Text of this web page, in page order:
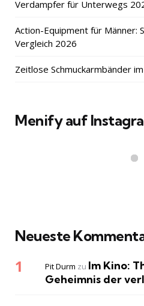
Verdampfer für Unterwegs
Action-Equipment für Männer:
Vergleich 2026
Zeitlose Schmuckarmbänder
Menify auf
Neueste
Pit Durm zu Im Kino:
Geheimnis der